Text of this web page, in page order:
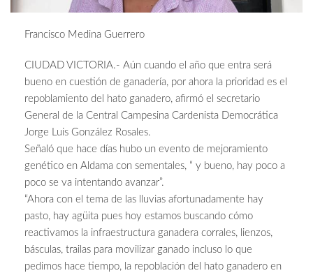
Francisco Medina Guerrero
CIUDAD VICTORIA.- Aún cuando el año que entra será
bueno en cuestión de ganadería, por ahora la prioridad es el
repoblamiento del hato ganadero, afirmó el secretario
General de la Central Campesina Cardenista Democrática
Jorge Luis González Rosales.
Señaló que hace días hubo un evento de mejoramiento
genético en Aldama con sementales, “ y bueno, hay poco a
poco se va intentando avanzar”.
“Ahora con el tema de las lluvias afortunadamente hay
pasto, hay agüita pues hoy estamos buscando cómo
reactivamos la infraestructura ganadera corrales, lienzos,
básculas, trailas para movilizar ganado incluso lo que
pedimos hace tiempo, la repoblación del hato ganadero en